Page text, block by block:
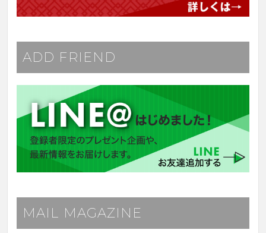
ADD FRIEND
MAIL MAGAZINE